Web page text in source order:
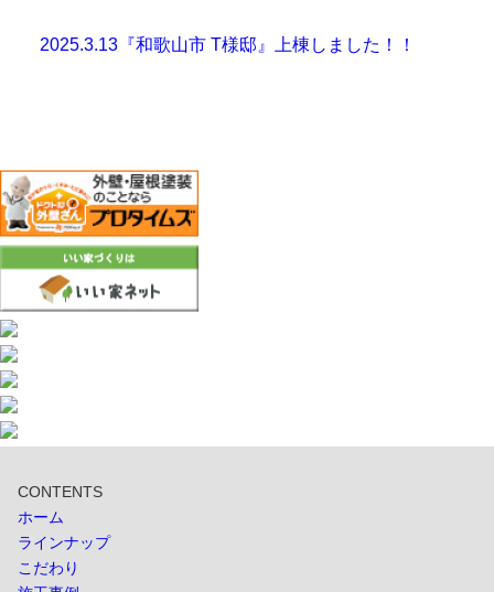
2025.3.13 『和歌山市 T様邸』上棟しました！！
CONTENTS
ホーム
ラインナップ
こだわり